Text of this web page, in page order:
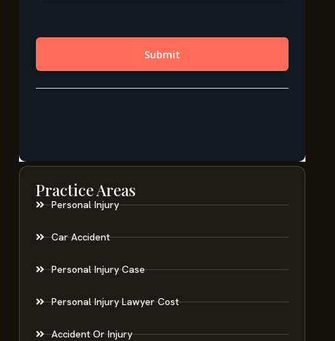
Practice Areas
Personal Injury
Car Accident
Personal Injury Case
Personal Injury Lawyer Cost
Accident Or Injury